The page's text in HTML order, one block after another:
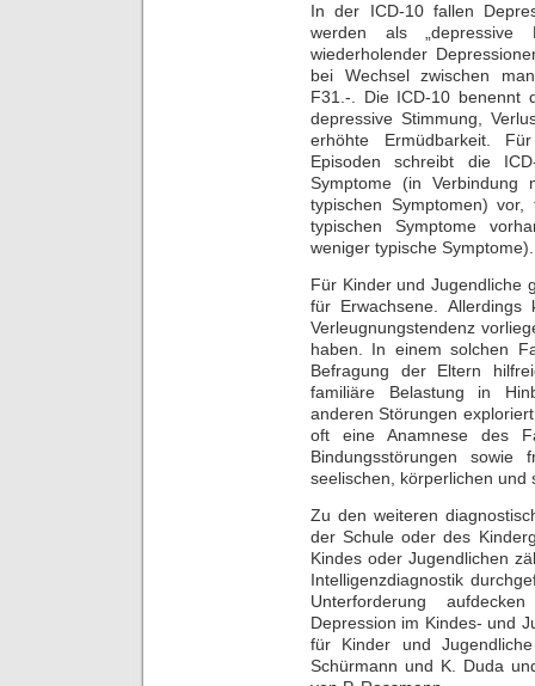
In der ICD-10 fallen
werden als „depressive
wiederholender
bei Wechsel zwischen
F31.-. Die ICD-10 benennt
depressive Stimmung,
erhöhte Ermüdbarkeit.
Episoden schreibt die
Symptome (in Verbindung
typischen Symptomen)
typischen Symptome
weniger typische
Für Kinder und Jugendliche
für Erwachsene.
Verleugnungstendenz
haben. In einem solchen
Befragung der Eltern
familiäre Belastung in
anderen Störungen
oft eine Anamnese des
Bindungsstörungen sowie
seelischen, körperlichen und
Zu den weiteren
der Schule oder des
Kindes oder Jugendlichen
Intelligenzdiagnostik
Unterforderung
Depression im Kindes- und
für Kinder und
Schürmann und K. Duda